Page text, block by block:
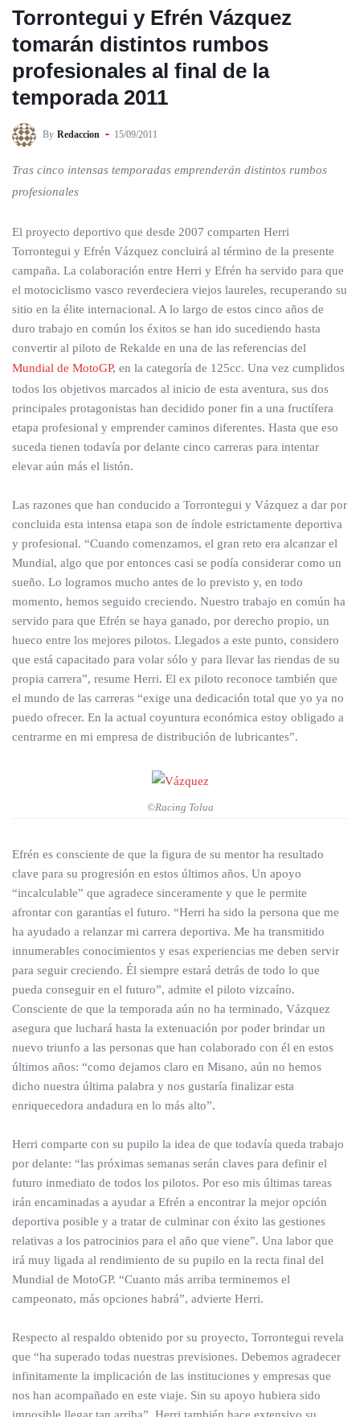
Torrontegui y Efrén Vázquez
tomarán distintos rumbos
profesionales al final de la
temporada 2011
By Redaccion 15/09/2011
Tras cinco intensas temporadas emprenderán distintos rumbos
profesionales
El proyecto deportivo que desde 2007 comparten Herri
Torrontegui y Efrén Vázquez concluirá al término de la presente
campaña. La colaboración entre Herri y Efrén ha servido para que
el motociclismo vasco reverdeciera viejos laureles, recuperando su
sitio en la élite internacional. A lo largo de estos cinco años de
duro trabajo en común los éxitos se han ido sucediendo hasta
convertir al piloto de Rekalde en una de las referencias del
Mundial de MotoGP, en la categoría de 125cc. Una vez cumplidos
todos los objetivos marcados al inicio de esta aventura, sus dos
principales protagonistas han decidido poner fin a una fructífera
etapa profesional y emprender caminos diferentes. Hasta que eso
suceda tienen todavía por delante cinco carreras para intentar
elevar aún más el listón.
Las razones que han conducido a Torrontegui y Vázquez a dar por
concluida esta intensa etapa son de índole estrictamente deportiva
y profesional. “Cuando comenzamos, el gran reto era alcanzar el
Mundial, algo que por entonces casi se podía considerar como un
sueño. Lo logramos mucho antes de lo previsto y, en todo
momento, hemos seguido creciendo. Nuestro trabajo en común ha
servido para que Efrén se haya ganado, por derecho propio, un
hueco entre los mejores pilotos. Llegados a este punto, considero
que está capacitado para volar sólo y para llevar las riendas de su
propia carrera”, resume Herri. El ex piloto reconoce también que
el mundo de las carreras “exige una dedicación total que yo ya no
puedo ofrecer. En la actual coyuntura económica estoy obligado a
centrarme en mi empresa de distribución de lubricantes”.
©Racing Tolua
Efrén es consciente de que la figura de su mentor ha resultado
clave para su progresión en estos últimos años. Un apoyo
“incalculable” que agradece sinceramente y que le permite
afrontar con garantías el futuro. “Herri ha sido la persona que me
ha ayudado a relanzar mi carrera deportiva. Me ha transmitido
innumerables conocimientos y esas experiencias me deben servir
para seguir creciendo. Él siempre estará detrás de todo lo que
pueda conseguir en el futuro”, admite el piloto vizcaíno.
Consciente de que la temporada aún no ha terminado, Vázquez
asegura que luchará hasta la extenuación por poder brindar un
nuevo triunfo a las personas que han colaborado con él en estos
últimos años: “como dejamos claro en Misano, aún no hemos
dicho nuestra última palabra y nos gustaría finalizar esta
enriquecedora andadura en lo más alto”.
Herri comparte con su pupilo la idea de que todavía queda trabajo
por delante: “las próximas semanas serán claves para definir el
futuro inmediato de todos los pilotos. Por eso mis últimas tareas
irán encaminadas a ayudar a Efrén a encontrar la mejor opción
deportiva posible y a tratar de culminar con éxito las gestiones
relativas a los patrocinios para el año que viene”. Una labor que
irá muy ligada al rendimiento de su pupilo en la recta final del
Mundial de MotoGP. “Cuanto más arriba terminemos el
campeonato, más opciones habrá”, advierte Herri.
Respecto al respaldo obtenido por su proyecto, Torrontegui revela
que “ha superado todas nuestras previsiones. Debemos agradecer
infinitamente la implicación de las instituciones y empresas que
nos han acompañado en este viaje. Sin su apoyo hubiera sido